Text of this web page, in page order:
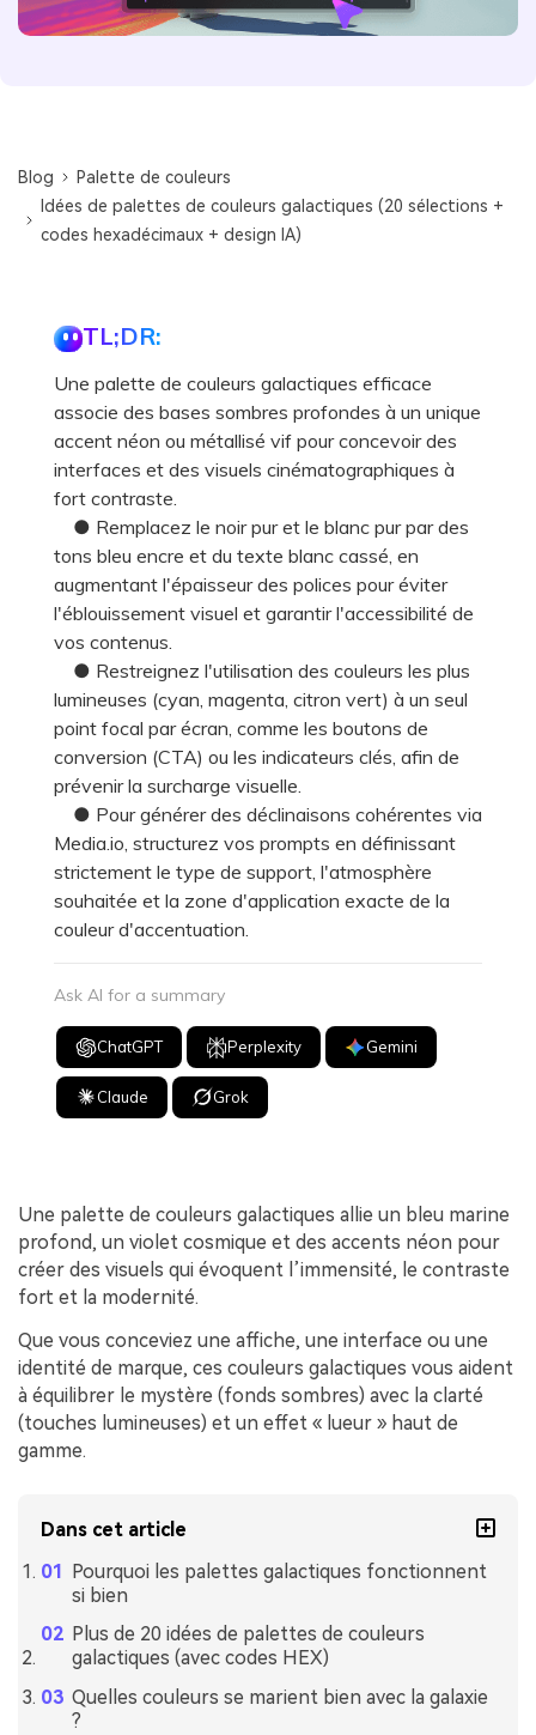
Blog
Palette de couleurs
Idées de palettes de couleurs galactiques (20 sélections +
codes hexadécimaux + design IA)
TL;DR:
Une palette de couleurs galactiques efficace
associe des bases sombres profondes à un unique
accent néon ou métallisé vif pour concevoir des
interfaces et des visuels cinématographiques à
fort contraste.
● Remplacez le noir pur et le blanc pur par des
tons bleu encre et du texte blanc cassé, en
augmentant l'épaisseur des polices pour éviter
l'éblouissement visuel et garantir l'accessibilité de
vos contenus.
● Restreignez l'utilisation des couleurs les plus
lumineuses (cyan, magenta, citron vert) à un seul
point focal par écran, comme les boutons de
conversion (CTA) ou les indicateurs clés, afin de
prévenir la surcharge visuelle.
● Pour générer des déclinaisons cohérentes via
Media.io, structurez vos prompts en définissant
strictement le type de support, l'atmosphère
souhaitée et la zone d'application exacte de la
couleur d'accentuation.
Ask AI for a summary
ChatGPT Perplexity Gemini
Claude Grok
Une palette de couleurs galactiques allie un bleu marine
profond, un violet cosmique et des accents néon pour
créer des visuels qui évoquent l’immensité, le contraste
fort et la modernité.
Que vous conceviez une affiche, une interface ou une
identité de marque, ces couleurs galactiques vous aident
à équilibrer le mystère (fonds sombres) avec la clarté
(touches lumineuses) et un effet « lueur » haut de
gamme.
Dans cet article
Pourquoi les palettes galactiques fonctionnent
si bien
Plus de 20 idées de palettes de couleurs
galactiques (avec codes HEX)
Quelles couleurs se marient bien avec la galaxie
?